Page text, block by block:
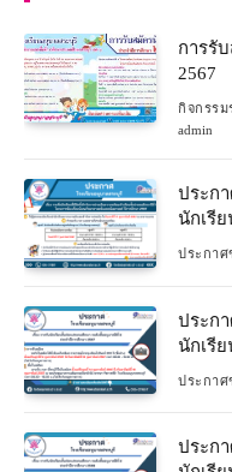
การรั
2567
กิจกรร
admin
ประก
นักเรี
พร้อม
ประกาศ
ประกาศ
นักเรี
ประกาศ
ประก